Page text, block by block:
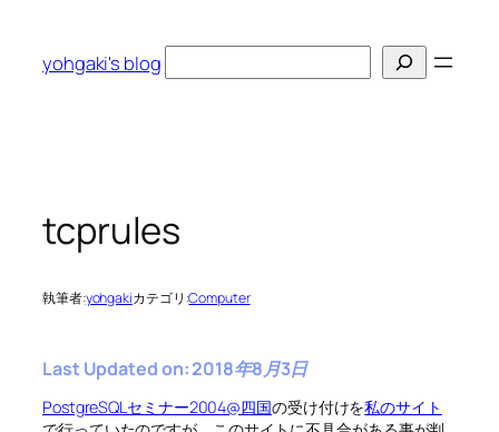
yohgaki's blog
索
tcprules
執筆者:yohgakiカテゴリ:Computer
Last Updated on: 2018年8月3日
PostgreSQLセミナー2004@四国の受け付けを私のサイト